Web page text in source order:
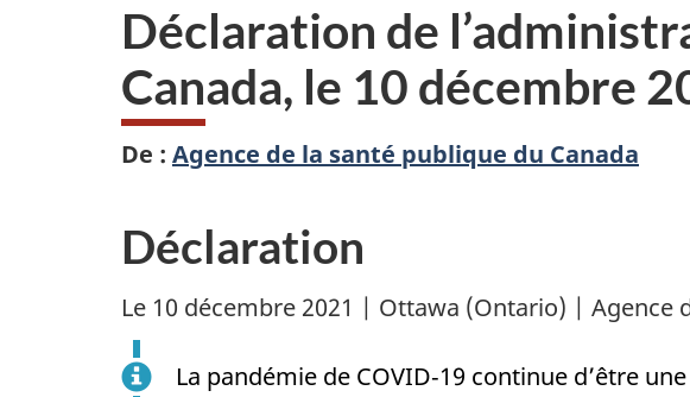
Déclaration de
Canada, le 10 décembre
De : Agence de la santé publique du Canada
Déclaration
Le 10 décembre 2021 | Ottawa (Ontario) | Agence
La pandémie de COVID‑19 continue d’être